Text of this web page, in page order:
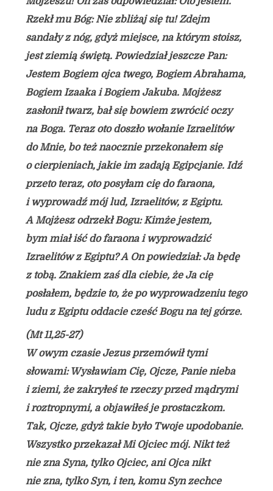
Rzekł mu Bóg: Nie zbliżaj się tu! Zdejm
sandały z nóg, gdyż miejsce, na którym stoisz,
jest ziemią świętą. Powiedział jeszcze Pan:
Jestem Bogiem ojca twego, Bogiem Abrahama,
Bogiem Izaaka i Bogiem Jakuba. Mojżesz
zasłonił twarz, bał się bowiem zwrócić oczy
na Boga. Teraz oto doszło wołanie Izraelitów
do Mnie, bo też naocznie przekonałem się
o cierpieniach, jakie im zadają Egipcjanie. Idź
przeto teraz, oto posyłam cię do faraona,
i wyprowadź mój lud, Izraelitów, z Egiptu.
A Mojżesz odrzekł Bogu: Kimże jestem,
bym miał iść do faraona i wyprowadzić
Izraelitów z Egiptu? A On powiedział: Ja będę
z tobą. Znakiem zaś dla ciebie, że Ja cię
posłałem, będzie to, że po wyprowadzeniu tego
ludu z Egiptu oddacie cześć Bogu na tej górze.
(Mt 11,25-27)
W owym czasie Jezus przemówił tymi
słowami: Wysławiam Cię, Ojcze, Panie nieba
i ziemi, że zakryłeś te rzeczy przed mądrymi
i roztropnymi, a objawiłeś je prostaczkom.
Tak, Ojcze, gdyż takie było Twoje upodobanie.
Wszystko przekazał Mi Ojciec mój. Nikt też
nie zna Syna, tylko Ojciec, ani Ojca nikt
nie zna, tylko Syn, i ten, komu Syn zechce